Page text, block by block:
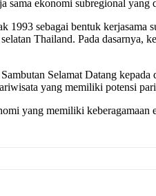
sama ekonomi subregional
1993 sebagai bentuk
Thailand. Pada
Selamat Datang
yang memiliki potensi
yang memiliki